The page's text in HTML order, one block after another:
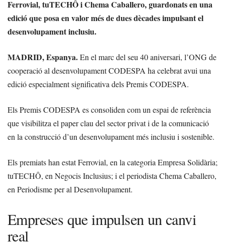
Ferrovial, tuTECHÔ i Chema Caballero, guardonats en una
edició que posa en valor més de dues dècades impulsant el
desenvolupament inclusiu.
MADRID, Espanya.En el marc del seu 40 aniversari, l’ONG de
cooperació al desenvolupament CODESPA ha celebrat avui una
edició especialment significativa dels Premis CODESPA.
Els Premis CODESPA es consoliden com un espai de referència
que visibilitza el paper clau del sector privat i de la comunicació
en la construcció d’un desenvolupament més inclusiu i sostenible.
Els premiats han estat Ferrovial, en la categoria Empresa Solidària;
tuTECHÔ, en Negocis Inclusius; i el periodista Chema Caballero,
en Periodisme per al Desenvolupament.
Empreses que impulsen un canvi
real